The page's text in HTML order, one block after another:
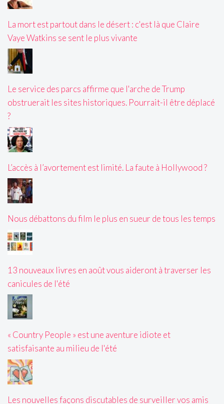
La mort est partout dans le désert : c'est là que Claire
Vaye Watkins se sent le plus vivante
Le service des parcs affirme que l'arche de Trump
obstruerait les sites historiques. Pourrait-il être déplacé
?
L’accès à l’avortement est limité. La faute à Hollywood ?
Nous débattons du film le plus en sueur de tous les temps
13 nouveaux livres en août vous aideront à traverser les
canicules de l'été
« Country People » est une aventure idiote et
satisfaisante au milieu de l'été
Les nouvelles façons discutables de surveiller vos amis